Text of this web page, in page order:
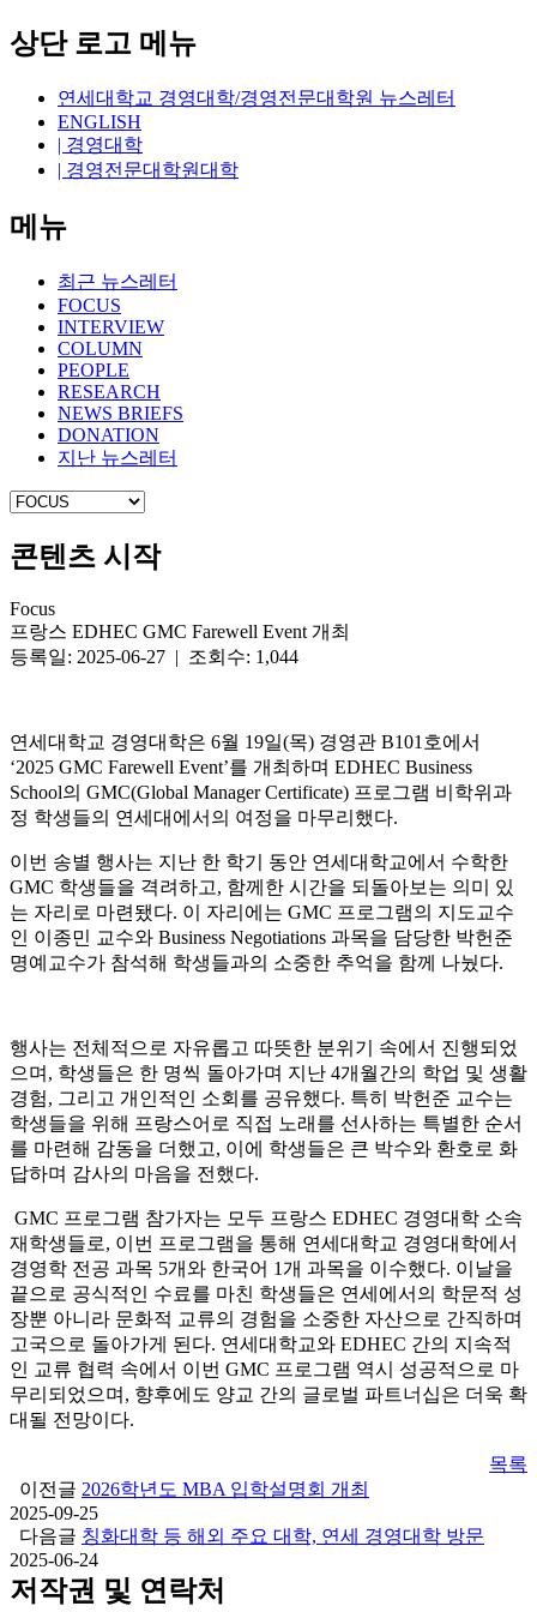
상단 로고 메뉴
연세대학교 경영대학/경영전문대학원 뉴스레터
ENGLISH
| 경영대학
| 경영전문대학원대학
메뉴
최근 뉴스레터
FOCUS
INTERVIEW
COLUMN
PEOPLE
RESEARCH
NEWS BRIEFS
DONATION
지난 뉴스레터
콘텐츠 시작
Focus
프랑스 EDHEC GMC Farewell Event 개최
등록일: 2025-06-27 | 조회수: 1,044
연세대학교 경영대학은 6월 19일(목) 경영관 B101호에서
‘2025 GMC Farewell Event’를 개최하며 EDHEC Business
School의 GMC(Global Manager Certificate) 프로그램 비학위과
정 학생들의 연세대에서의 여정을 마무리했다.
이번 송별 행사는 지난 한 학기 동안 연세대학교에서 수학한
GMC 학생들을 격려하고, 함께한 시간을 되돌아보는 의미 있
는 자리로 마련됐다. 이 자리에는 GMC 프로그램의 지도교수
인 이종민 교수와 Business Negotiations 과목을 담당한 박헌준
명예교수가 참석해 학생들과의 소중한 추억을 함께 나눴다.
행사는 전체적으로 자유롭고 따뜻한 분위기 속에서 진행되었
으며, 학생들은 한 명씩 돌아가며 지난 4개월간의 학업 및 생활
경험, 그리고 개인적인 소회를 공유했다. 특히 박헌준 교수는
학생들을 위해 프랑스어로 직접 노래를 선사하는 특별한 순서
를 마련해 감동을 더했고, 이에 학생들은 큰 박수와 환호로 화
답하며 감사의 마음을 전했다.
GMC 프로그램 참가자는 모두 프랑스 EDHEC 경영대학 소속
재학생들로, 이번 프로그램을 통해 연세대학교 경영대학에서
경영학 전공 과목 5개와 한국어 1개 과목을 이수했다. 이날을
끝으로 공식적인 수료를 마친 학생들은 연세에서의 학문적 성
장뿐 아니라 문화적 교류의 경험을 소중한 자산으로 간직하며
고국으로 돌아가게 된다. 연세대학교와 EDHEC 간의 지속적
인 교류 협력 속에서 이번 GMC 프로그램 역시 성공적으로 마
무리되었으며, 향후에도 양교 간의 글로벌 파트너십은 더욱 확
대될 전망이다.
목록
이전글 2026학년도 MBA 입학설명회 개최
2025-09-25
다음글 칭화대학 등 해외 주요 대학, 연세 경영대학 방문
2025-06-24
저작권 및 연락처